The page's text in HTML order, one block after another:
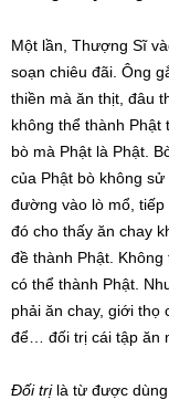
Một lần, Thượng Sĩ
soạn chiêu đãi. Ông
thiền mà ăn thịt, đâu
không thể thành Phật
bò mà Phật là Phật.
của Phật bò không
đường vào lò mổ, tiếp
đó cho thấy ăn chay
đề thành Phật.
có thể thành Phật.
phải ăn chay, giới thọ
để… đối trị cái tập ăn
Đối trịlà từ được dùng